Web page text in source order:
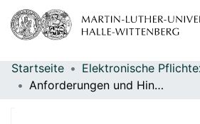
Bereiche & Sammlungen
Startseite
Anforderungen und Hinweise an nach § 29b BImSchG bekannt gegebene Stellen : Planung, Durchführung und Dokumentation angeordneter Emissions- und Immissionsermittlungen im Land Sachsen-Anhalt / Landesamt für Umweltschutz Sachsen-Anhalt ; Redaktion: Fachgebiet 12, Rainer Lux, Fachgebiet 33, Wolf-Dieter Kalkoff